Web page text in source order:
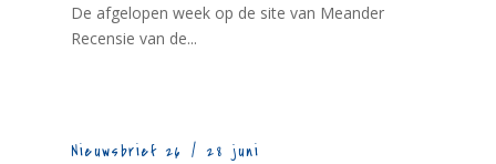
De afgelopen week op de site van Meander
Recensie van de...
Nieuwsbrief 26 / 28 juni